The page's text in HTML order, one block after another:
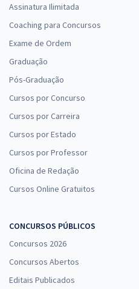
Assinatura Ilimitada
Coaching para Concursos
Exame de Ordem
Graduação
Pós-Graduação
Cursos por Concurso
Cursos por Carreira
Cursos por Estado
Cursos por Professor
Oficina de Redação
Cursos Online Gratuitos
CONCURSOS PÚBLICOS
Concursos 2026
Concursos Abertos
Editais Publicados